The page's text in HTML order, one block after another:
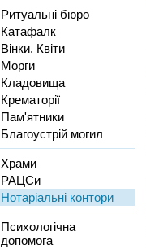
Ритуальні бюро
Катафалк
Вінки. Квіти
Морги
Кладовища
Крематорії
Пам'ятники
Благоустрій могил
Храми
РАЦСи
Нотаріальні контори
Психологічна
допомога